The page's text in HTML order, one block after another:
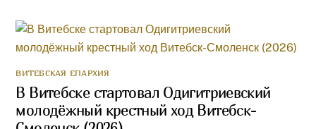
ВИТЕБСКАЯ ЕПАРХИЯ
В Витебске стартовал Одигитриевский
молодёжный крестный ход Витебск-